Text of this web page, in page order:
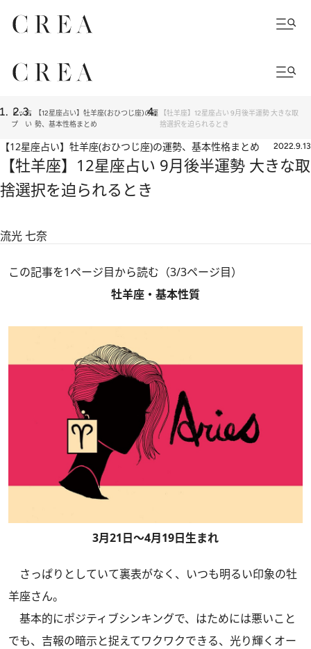
トッ
プ
占
い
【12星座占い】牡羊座(おひつじ座)の運
勢、基本性格まとめ
【牡羊座】12星座占い 9月後半運勢 大きな取
捨選択を迫られるとき
【12星座占い】牡羊座(おひつじ座)の運勢、基本性格まとめ 2022.9.13
【牡羊座】12星座占い 9月後半運勢 大きな取
捨選択を迫られるとき
流光 七奈
この記事を1ページ目から読む（3/3ページ目）
牡羊座・基本性質
3月21日～4月19日生まれ
さっぱりとしていて裏表がなく、いつも明るい印象の牡
羊座さん。
基本的にポジティブシンキングで、はためには悪いこと
でも、吉報の暗示と捉えてワクワクできる、光り輝くオー